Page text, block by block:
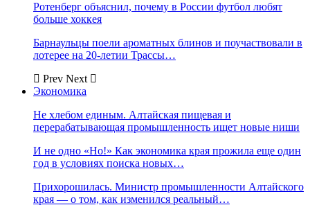
Ротенберг объяснил, почему в России футбол любят
больше хоккея
Барнаульцы поели ароматных блинов и поучаствовали в
лотерее на 20-летии Трассы…
Prev Next
Экономика
Не хлебом единым. Алтайская пищевая и
перерабатывающая промышленность ищет новые ниши
И не одно «Но!» Как экономика края прожила еще один
год в условиях поиска новых…
Прихорошилась. Министр промышленности Алтайского
края — о том, как изменился реальный…